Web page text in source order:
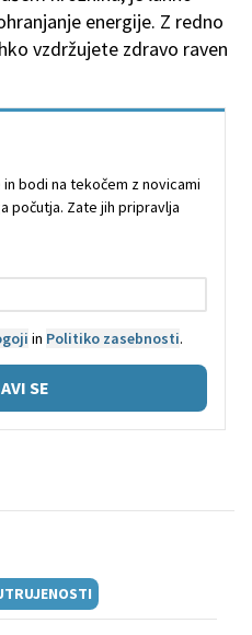
energije. Z redno
vzdržujete zdravo raven
bodi na tekočem z novicami
počutja. Zate jih pripravlja
in Politiko zasebnosti.
SE